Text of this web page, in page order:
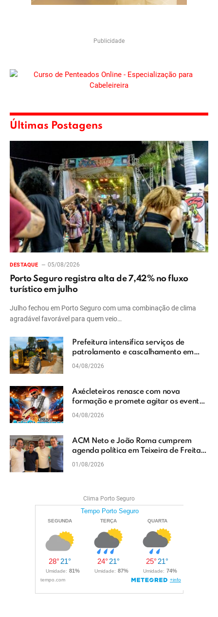
Publicidade
Últimas Postagens
DESTAQUE 05/08/2026
Porto Seguro registra alta de 7,42% no fluxo
turístico em julho
Julho fechou em Porto Seguro com uma combinação de clima
agradável favorável para quem veio…
Prefeitura intensifica serviços de
patrolamento e cascalhamento em
Vera Cruz
04/08/2026
Axécleteiros renasce com nova
formação e promete agitar os eventos
do Extremo Sul da Bahia
04/08/2026
ACM Neto e João Roma cumprem
agenda política em Teixeira de Freitas
e reforçam projeto para o Extremo Sul
01/08/2026
Clima Porto Seguro